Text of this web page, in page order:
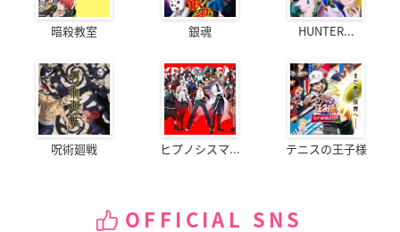
暗殺教室 銀魂 HUNTER...
呪術廻戦 ヒプノシスマ... テニスの王子様
OFFICIAL SNS